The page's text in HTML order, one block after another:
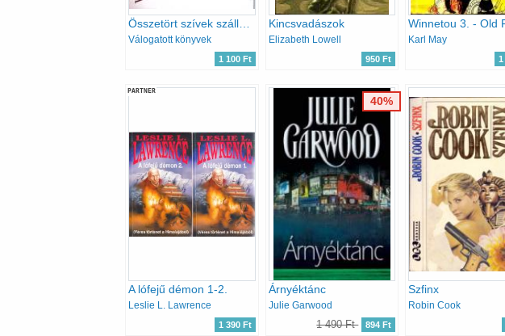
Válogatott könyvek
1 100 Ft
Kincsvadászok
Elizabeth Lowell
950 Ft
Karl May
1
PARTNER
A lófejű démon 1-2.
Leslie L. Lawrence
1 390 Ft
Árnyéktánc
Julie Garwood
1 490 Ft 894 Ft
40%
Szfinx
Robin Cook